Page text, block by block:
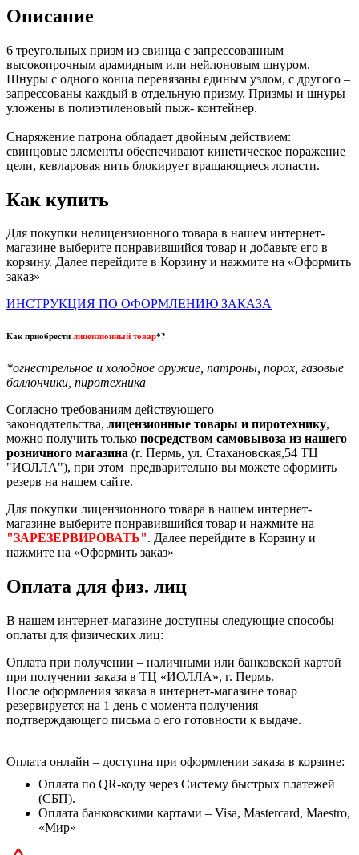
Описание
6 треугольных призм из свинца с запрессованным
высокопрочным арамидным или нейлоновым шнуром.
Шнуры с одного конца перевязаны единым узлом, с другого –
запрессованы каждый в отдельную призму. Призмы и шнуры
уложены в полиэтиленовый пыж- контейнер.
Снаряжение патрона обладает двойным действием:
свинцовые элементы обеспечивают кинетическое поражение
цели, кевларовая нить блокирует вращающиеся лопасти.
Как купить
Для покупки нелицензионного товара в нашем интернет-
магазине выберите понравившийся товар и добавьте его в
корзину. Далее перейдите в Корзину и нажмите на «Оформить
заказ»
ИНСТРУКЦИЯ ПО ОФОРМЛЕНИЮ ЗАКАЗА
Как приобрести лицензионный товар*?
*огнестрельное и холодное оружие, патроны, порох, газовые
баллончики, пиротехника
Согласно требованиям действующего
законодательства, лицензионные товары и пиротехнику,
можно получить только посредством самовывоза из нашего
розничного магазина (г. Пермь, ул. Стахановская,54 ТЦ
"ИОЛЛА"), при этом предварительно вы можете оформить
резерв на нашем сайте.
Для покупки лицензионного товара в нашем интернет-
магазине выберите понравившийся товар и нажмите на
"ЗАРЕЗЕРВИРОВАТЬ". Далее перейдите в Корзину и
нажмите на «Оформить заказ»
Оплата для физ. лиц
В нашем интернет-магазине доступны следующие способы
оплаты для физических лиц:
Оплата при получении – наличными или банковской картой
при получении заказа в ТЦ «ИОЛЛА», г. Пермь.
После оформления заказа в интернет-магазине товар
резервируется на 1 день с момента получения
подтверждающего письма о его готовности к выдаче.
Оплата онлайн – доступна при оформлении заказа в корзине:
Оплата по QR-коду через Систему быстрых платежей
(СБП).
Оплата банковскими картами – Visa, Mastercard, Maestro,
«Мир»